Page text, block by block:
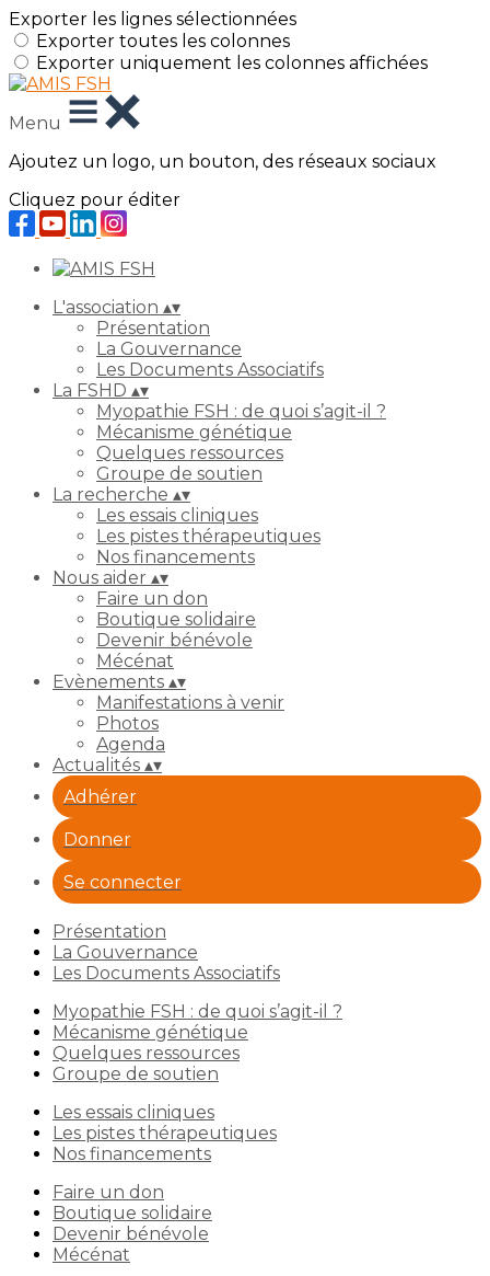
Exporter les lignes sélectionnées
Exporter toutes les colonnes
Exporter uniquement les colonnes affichées
Menu
Ajoutez un logo, un bouton, des réseaux sociaux
Cliquez pour éditer
L'association ▴▾
Présentation
La Gouvernance
Les Documents Associatifs
La FSHD ▴▾
Myopathie FSH : de quoi s’agit-il ?
Mécanisme génétique
Quelques ressources
Groupe de soutien
La recherche ▴▾
Les essais cliniques
Les pistes thérapeutiques
Nos financements
Nous aider ▴▾
Faire un don
Boutique solidaire
Devenir bénévole
Mécénat
Evènements ▴▾
Manifestations à venir
Photos
Agenda
Actualités ▴▾
Adhérer
Donner
Se connecter
Présentation
La Gouvernance
Les Documents Associatifs
Myopathie FSH : de quoi s’agit-il ?
Mécanisme génétique
Quelques ressources
Groupe de soutien
Les essais cliniques
Les pistes thérapeutiques
Nos financements
Faire un don
Boutique solidaire
Devenir bénévole
Mécénat